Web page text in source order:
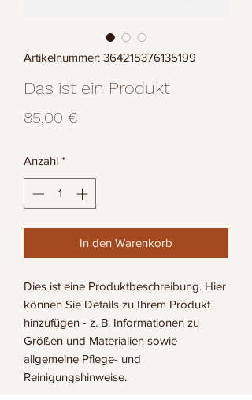
Artikelnummer: 364215376135199
Das ist ein Produkt
85,00 €
Anzahl *
In den Warenkorb
Dies ist eine Produktbeschreibung. Hier
können Sie Details zu Ihrem Produkt
hinzufügen - z. B. Informationen zu
Größen und Materialien sowie
allgemeine Pflege- und
Reinigungshinweise.